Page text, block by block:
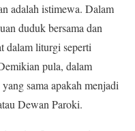
adalah istimewa. Dalam
duduk bersama dan
dalam liturgi seperti
pula, dalam
sama apakah menjadi
Dewan Paroki.